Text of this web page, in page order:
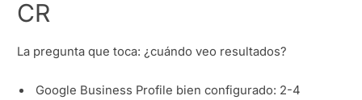
CR
La pregunta que toca: ¿cuándo veo resultados?
Google Business Profile bien configurado: 2-4